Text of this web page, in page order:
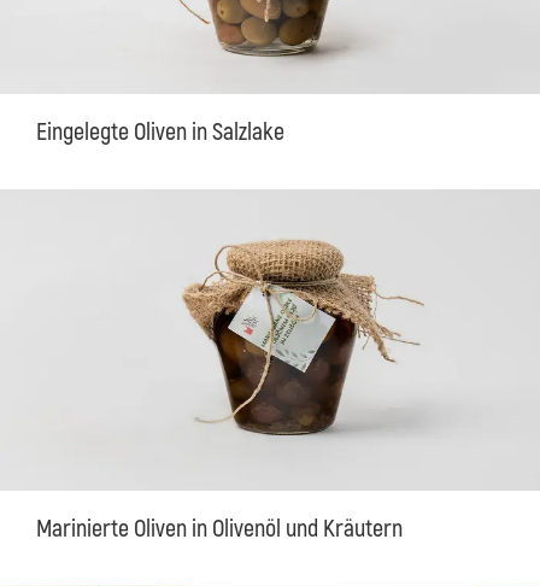
Eingelegte Oliven in Salzlake
Marinierte Oliven in Olivenöl und Kräutern